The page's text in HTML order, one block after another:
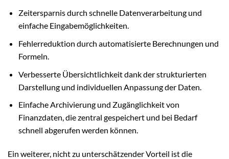
Zeitersparnis durch schnelle Datenverarbeitung und
einfache Eingabemöglichkeiten.
Fehlerreduktion durch automatisierte Berechnungen und
Formeln.
Verbesserte Übersichtlichkeit dank der strukturierten
Darstellung und individuellen Anpassung der Daten.
Einfache Archivierung und Zugänglichkeit von
Finanzdaten, die zentral gespeichert und bei Bedarf
schnell abgerufen werden können.
Ein weiterer, nicht zu unterschätzender Vorteil ist die